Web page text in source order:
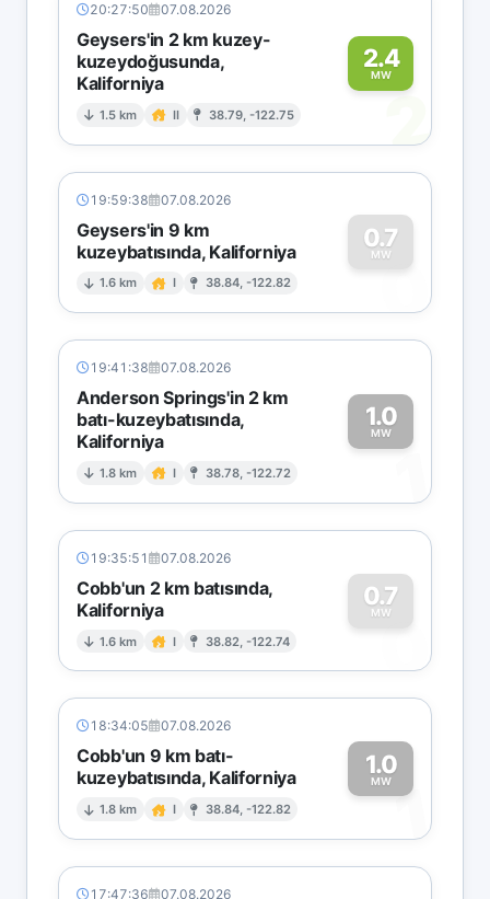
20:27:50 07.08.2026
Geysers'in 2 km kuzey-
kuzeydoğusunda,
Kaliforniya
1.5 km II 38.79, -122.75
2.4
MW
2
19:59:38 07.08.2026
Geysers'in 9 km
kuzeybatısında, Kaliforniya
1.6 km I 38.84, -122.82
0.7
MW
0
19:41:38 07.08.2026
Anderson Springs'in 2 km
batı-kuzeybatısında,
Kaliforniya
1.8 km I 38.78, -122.72
1.0
MW
1
19:35:51 07.08.2026
Cobb'un 2 km batısında,
Kaliforniya
1.6 km I 38.82, -122.74
0.7
MW
0
18:34:05 07.08.2026
Cobb'un 9 km batı-
kuzeybatısında, Kaliforniya
1.8 km I 38.84, -122.82
1.0
MW1
17:47:36 07.08.2026